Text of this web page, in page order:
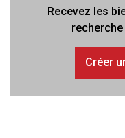
Recevez les
Créer